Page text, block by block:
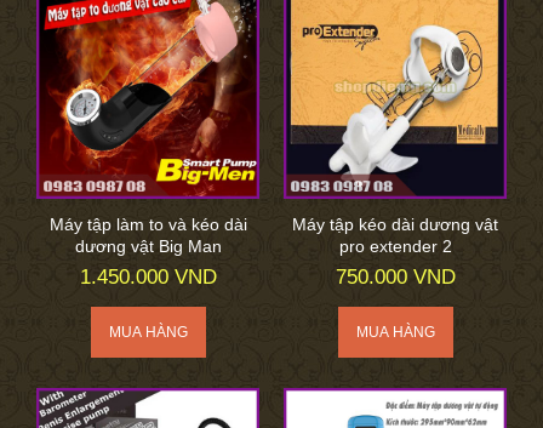
Máy tập làm to và kéo dài
dương vật Big Man
1.450.000 VND
Máy tập kéo dài dương vật
pro extender 2
750.000 VND